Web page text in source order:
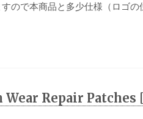
ので本商品と多少仕様（ロゴ
Repair Patches